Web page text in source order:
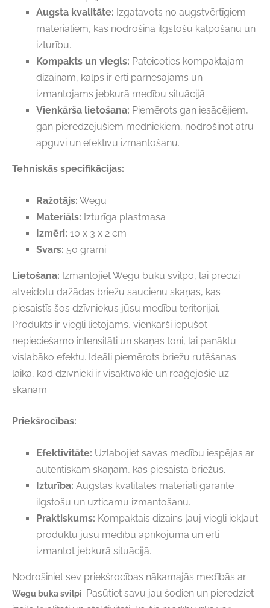
Augsta kvalitāte: Izgatavots no augstvērtīgiem
materiāliem, kas nodrošina ilgstošu kalpošanu un
izturību.
Kompakts un viegls: Pateicoties kompaktajam
dizainam, kalps ir ērti pārnēsājams un
izmantojams jebkurā medību situācijā.
Vienkārša lietošana: Piemērots gan iesācējiem,
gan pieredzējušiem medniekiem, nodrošinot ātru
apguvi un efektīvu izmantošanu.
Tehniskās specifikācijas:
Ražotājs: Wegu
Materiāls: Izturīga plastmasa
Izmēri: 10 x 3 x 2 cm
Svars: 50 grami
Lietošana: Izmantojiet Wegu buku svilpo, lai precīzi
atveidotu dažādas briežu saucienu skaņas, kas
piesaistīs šos dzīvniekus jūsu medību teritorijai.
Produkts ir viegli lietojams, vienkārši iepūšot
nepieciešamo intensitāti un skaņas toni, lai panāktu
vislabāko efektu. Ideāli piemērots briežu rutēšanas
laikā, kad dzīvnieki ir visaktīvākie un reaģējošie uz
skaņām.
Priekšrocības:
Efektivitāte: Uzlabojiet savas medību iespējas ar
autentiskām skaņām, kas piesaista briežus.
Izturība: Augstas kvalitātes materiāli garantē
ilgstošu un uzticamu izmantošanu.
Praktiskums: Kompaktais dizains ļauj viegli iekļaut
produktu jūsu medību aprīkojumā un ērti
izmantot jebkurā situācijā.
Nodrošiniet sev priekšrocības nākamajās medībās ar
Wegu buka svilpi. Pasūtiet savu jau šodien un pieredziet